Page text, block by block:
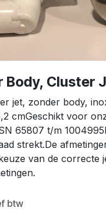
Body, Cluster
jet, zonder body,
cmGeschikt voor
65807 t/m
strekt.De
van de correcte
btw